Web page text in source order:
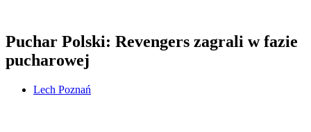
Puchar Polski: Revengers zagrali w fazie
pucharowej
Lech Poznań